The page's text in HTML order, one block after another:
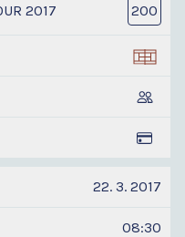
2017 200
22. 3. 2017
08:30